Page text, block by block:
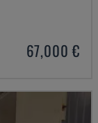
67,000 €